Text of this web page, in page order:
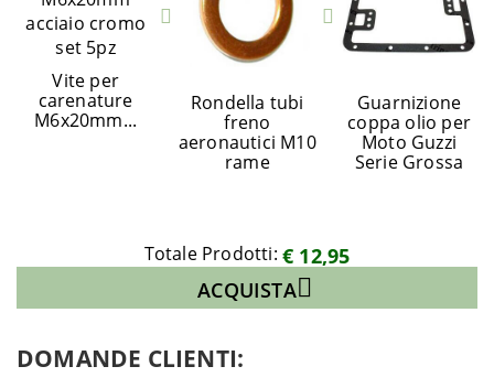
Vite per
carenature
M6x20mm...
Rondella tubi
freno
aeronautici M10
rame
Guarnizione
coppa olio per
Moto Guzzi
Serie Grossa
Totale Prodotti: € 12,95
ACQUISTA
DOMANDE CLIENTI: